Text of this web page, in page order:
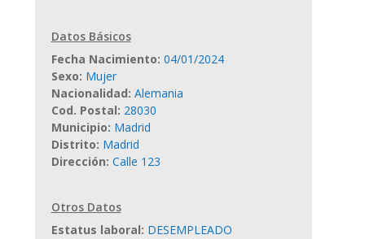
Datos Básicos
Fecha Nacimiento: 04/01/2024
Sexo: Mujer
Nacionalidad: Alemania
Cod. Postal: 28030
Municipio: Madrid
Distrito: Madrid
Dirección: Calle 123
Otros Datos
Estatus laboral: DESEMPLEADO